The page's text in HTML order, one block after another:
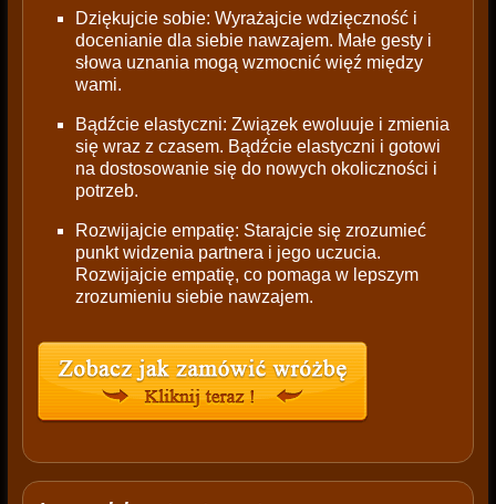
Dziękujcie sobie: Wyrażajcie wdzięczność i
docenianie dla siebie nawzajem. Małe gesty i
słowa uznania mogą wzmocnić więź między
wami.
Bądźcie elastyczni: Związek ewoluuje i zmienia
się wraz z czasem. Bądźcie elastyczni i gotowi
na dostosowanie się do nowych okoliczności i
potrzeb.
Rozwijajcie empatię: Starajcie się zrozumieć
punkt widzenia partnera i jego uczucia.
Rozwijajcie empatię, co pomaga w lepszym
zrozumieniu siebie nawzajem.